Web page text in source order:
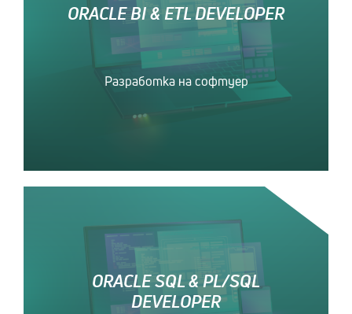
ORACLE BI & ETL DEVELOPER
Разработка на софтуер
ORACLE SQL & PL/SQL
DEVELOPER